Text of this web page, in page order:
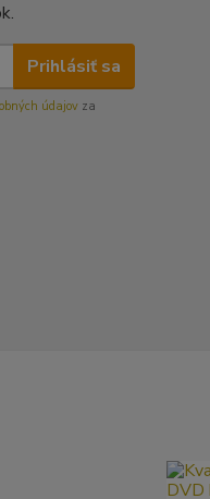
Prihlásiť sa
údajov za